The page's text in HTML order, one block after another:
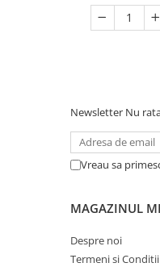
Newsletter Nu
Vreau sa
MAGAZINUL
Despre noi
Termeni si Conditii